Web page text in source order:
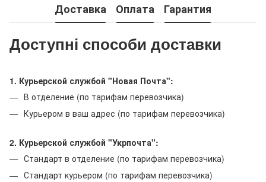
Доставка Оплата Гарантия
Доступні способи доставки
1. Курьерской службой "Новая Почта":
В отделение (по тарифам перевозчика)
Курьером в ваш адрес (по тарифам перевозчика)
2. Курьерской службой "Укрпочта":
Стандарт в отделение (по тарифам перевозчика)
Стандарт курьером (по тарифам перевозчика)